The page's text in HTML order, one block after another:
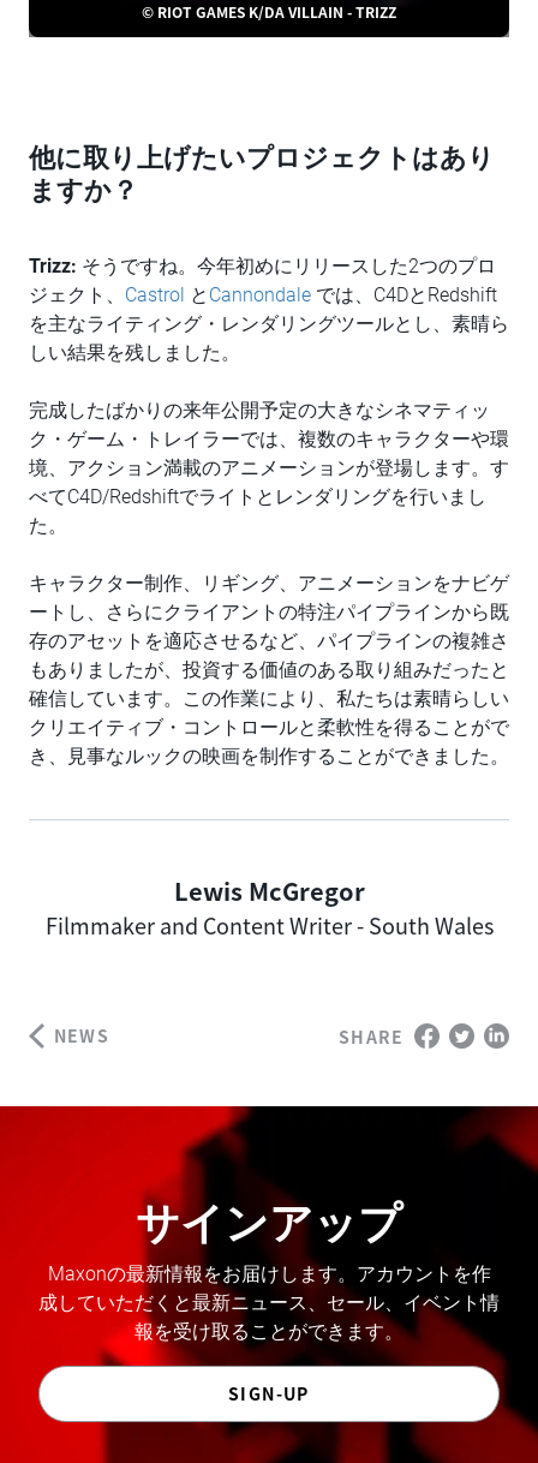
© RIOT GAMES K/DA VILLAIN - TRIZZ
他に取り上げたいプロジェクトはあり
ますか？
Trizz: そうですね。今年初めにリリースした2つのプロ
ジェクト、 Castrol と Cannondale では、C4DとRedshift
を主なライティング・レンダリングツールとし、素晴ら
しい結果を残しました。
完成したばかりの来年公開予定の大きなシネマティッ
ク・ゲーム・トレイラーでは、複数のキャラクターや環
境、アクション満載のアニメーションが登場します。す
べてC4D/Redshiftでライトとレンダリングを行いまし
た。
キャラクター制作、リギング、アニメーションをナビゲ
ートし、さらにクライアントの特注パイプラインから既
存のアセットを適応させるなど、パイプラインの複雑さ
もありましたが、投資する価値のある取り組みだったと
確信しています。この作業により、私たちは素晴らしい
クリエイティブ・コントロールと柔軟性を得ることがで
き、見事なルックの映画を制作することができました。
Author
Lewis McGregor
Filmmaker and Content Writer - South Wales
NEWS SHARE
サインアップ
Maxonの最新情報をお届けします。アカウントを作
成していただくと最新ニュース、セール、イベント情
報を受け取ることができます。
SIGN-UP